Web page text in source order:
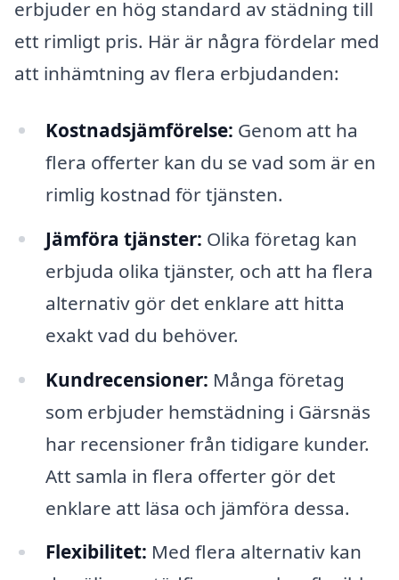
erbjuder en hög standard av städning till
ett rimligt pris. Här är några fördelar med
att inhämtning av flera erbjudanden:
Kostnadsjämförelse: Genom att ha
flera offerter kan du se vad som är en
rimlig kostnad för tjänsten.
Jämföra tjänster: Olika företag kan
erbjuda olika tjänster, och att ha flera
alternativ gör det enklare att hitta
exakt vad du behöver.
Kundrecensioner: Många företag
som erbjuder hemstädning i Gärsnäs
har recensioner från tidigare kunder.
Att samla in flera offerter gör det
enklare att läsa och jämföra dessa.
Flexibilitet: Med flera alternativ kan